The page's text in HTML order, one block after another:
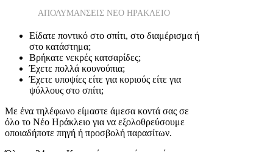
ΑΠΟΛΥΜΑΝΣΕΙΣ ΝΕΟ ΗΡΑΚΛΕΙΟ
Είδατε ποντικό στο σπίτι, στο διαμέρισμα ή
στο κατάστημα;
Βρήκατε νεκρές κατσαρίδες;
Έχετε πολλά κουνούπια;
Έχετε υποψίες είτε για κοριούς είτε για
ψύλλους στο σπίτι;
Με ένα τηλέφωνο είμαστε άμεσα κοντά σας σε
όλο το Νέο Ηράκλειο για να εξολοθρεύσουμε
οποιαδήποτε πηγή ή προσβολή παρασίτων.